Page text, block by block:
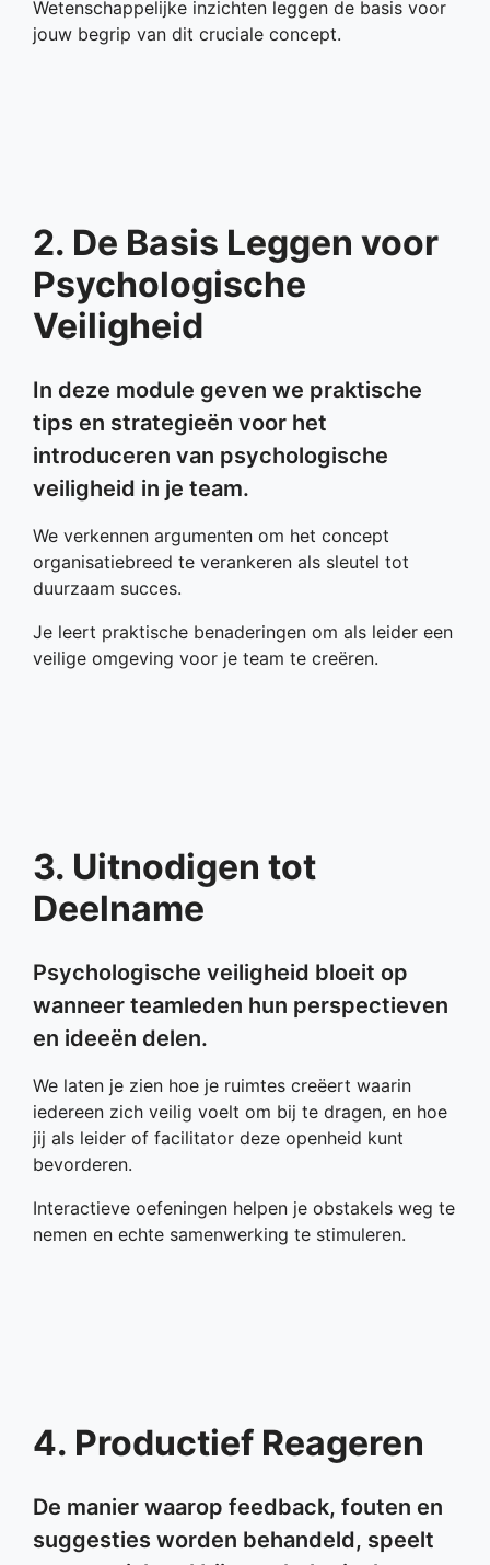
Wetenschappelijke inzichten leggen de basis voor
jouw begrip van dit cruciale concept.
2. De Basis Leggen voor
Psychologische
Veiligheid
In deze module geven we praktische
tips en strategieën voor het
introduceren van psychologische
veiligheid in je team.
We verkennen argumenten om het concept
organisatiebreed te verankeren als sleutel tot
duurzaam succes.
Je leert praktische benaderingen om als leider een
veilige omgeving voor je team te creëren.
3. Uitnodigen tot
Deelname
Psychologische veiligheid bloeit op
wanneer teamleden hun perspectieven
en ideeën delen.
We laten je zien hoe je ruimtes creëert waarin
iedereen zich veilig voelt om bij te dragen, en hoe
jij als leider of facilitator deze openheid kunt
bevorderen.
Interactieve oefeningen helpen je obstakels weg te
nemen en echte samenwerking te stimuleren.
4. Productief Reageren
De manier waarop feedback, fouten en
suggesties worden behandeld, speelt